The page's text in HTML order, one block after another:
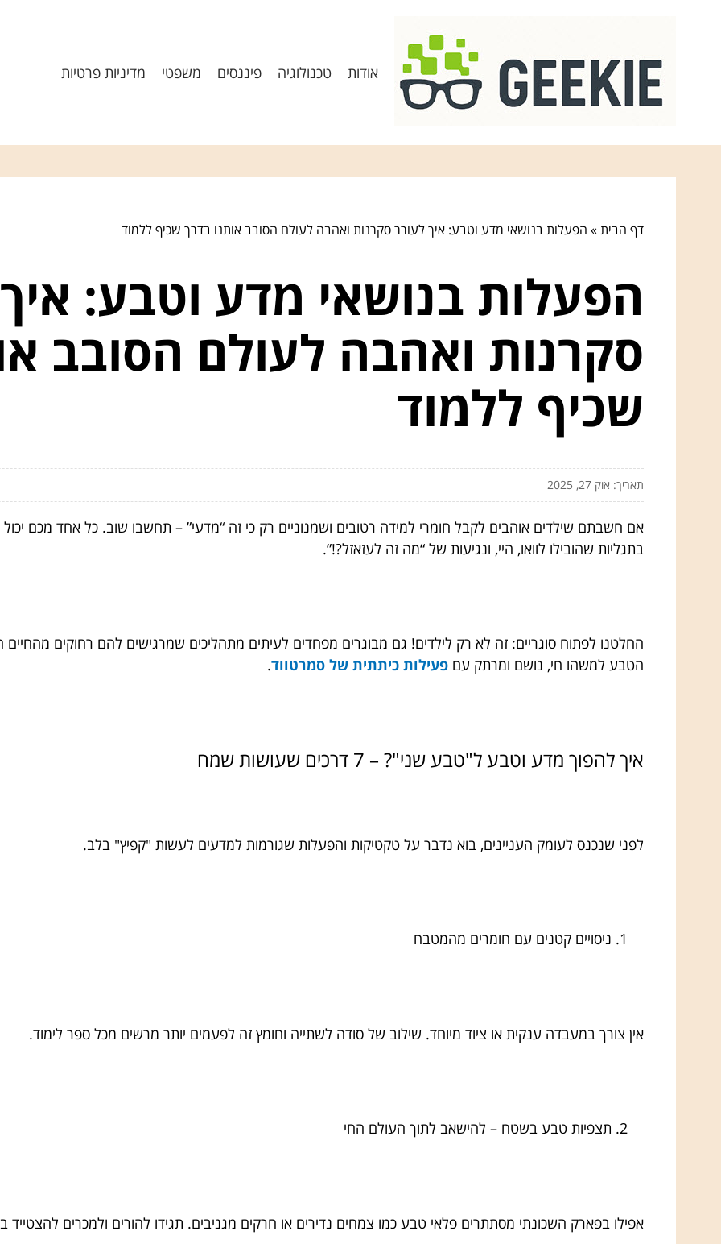
אודות טכנולוגיה פיננסים משפטי מדיניות פרטיות
דף הבית» הפעלות בנושאי מדע וטבע: איך לעורר סקרנות ואהבה לעולם הסובב אותנו בדרך שכיף ללמוד
הפעלות בנושאי מדע וטבע:
סקרנות ואהבה לעולם הסובב
שכיף ללמוד
תאריך: אוק 27, 2025
אם חשבתם שילדים אוהבים לקבל חומרי למידה רטובים ושמנוניים רק כי זה “מדעי” – תחשבו שוב. כל אחד מכם
בתגליות שהובילו לוואו, היי, ונגיעות של “מה זה לעזאזל?!”.
החלטנו לפתוח סוגריים: זה לא רק לילדים! גם מבוגרים מפחדים לעיתים מתהליכים שמרגישים להם רחוקים מהחיים
הטבע למשהו חי, נושם ומרתק עם פעילות כיתתית של סמרטווד.
איך להפוך מדע וטבע ל"טבע שני"? – 7 דרכים שעושות שמח
לפני שנכנס לעומק העניינים, בוא נדבר על טקטיקות והפעלות שגורמות למדעים לעשות "קפיץ" בלב.
ניסויים קטנים עם חומרים מהמטבח
אין צורך במעבדה ענקית או ציוד מיוחד. שילוב של סודה לשתייה וחומץ זה לפעמים יותר מרשים מכל ספר לימוד.
תצפיות טבע בשטח – להישאב לתוך העולם החי
אפילו בפארק השכונתי מסתתרים פלאי טבע כמו צמחים נדירים או חרקים מגניבים. תגידו להורים ולמכרים להצטייד